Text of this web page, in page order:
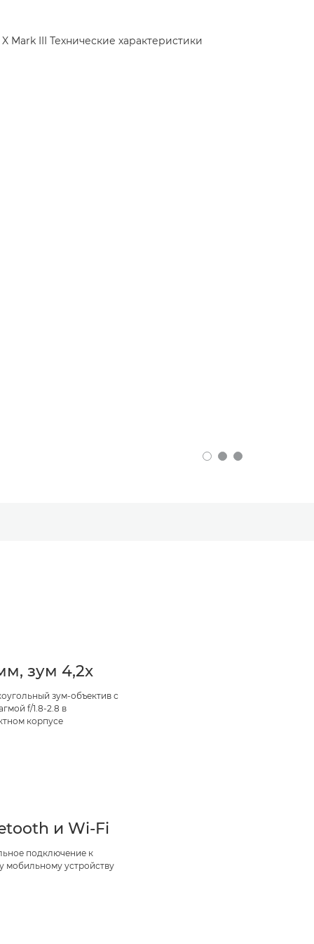
зум 4,2x
зум-объектив с
f/1.8-2.8 в
корпусе
и Wi-Fi
подключение к
мобильному устройству